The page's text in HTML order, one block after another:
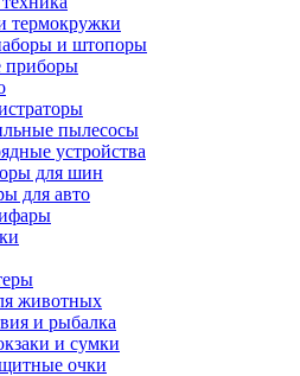
термокружки
и штопоры
приборы
пылесосы
устройства
для шин
для авто
животных
и рыбалка
и сумки
очки